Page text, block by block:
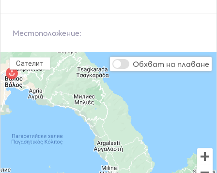
Местоположение:
Обхват на плаване
Сателит